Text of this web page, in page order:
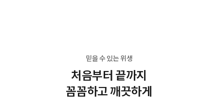
믿을 수 있는 위생
처음부터 끝까지
꼼꼼하고 깨끗하게